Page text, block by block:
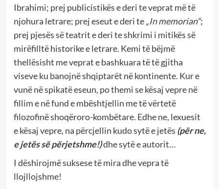
Ibrahimi; prej publicistikës e deri te veprat më të
njohura letrare; prej eseut e deri te„In memorian“;
prej pjesës së teatrit e deri te shkrimi i mitikës së
mirëfilltë historike e letrare. Kemi të bëjmë
thellësisht me veprat e bashkuara të të gjitha
viseve ku banojnë shqiptarët në kontinente. Kur e
vunë në spikatë eseun, po themi se kësaj vepre në
fillim e në fund e mbështjellin me të vërtetë
filozofinë shoqëroro-kombëtare. Edhe ne, lexuesit
e kësaj vepre, na përcjellin kudo sytë e jetës (për ne,
e jetës së përjetshme!)dhe sytë e autorit…
I dëshirojmë suksese të mira dhe vepra të
llojllojshme!